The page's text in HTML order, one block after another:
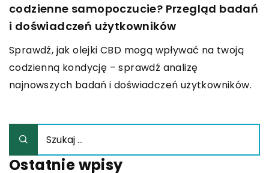
codzienne samopoczucie? Przegląd badań
i doświadczeń użytkowników
Sprawdź, jak olejki CBD mogą wpływać na twoją
codzienną kondycję – sprawdź analizę
najnowszych badań i doświadczeń użytkowników.
Ostatnie wpisy